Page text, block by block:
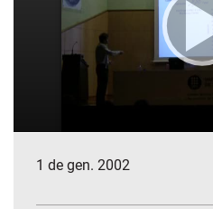
1 de gen. 2002